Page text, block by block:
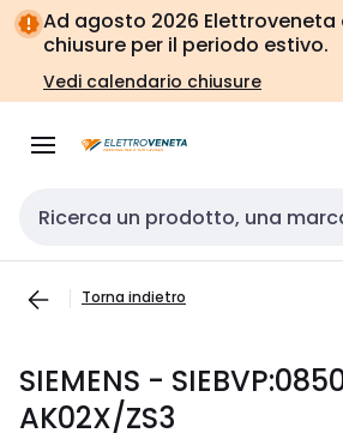
Vai alla
navigazione
Vai
alla
pagina
Ad agosto 2026 Elettroveneta
chiusure per il periodo estivo.
Vedi calendario chiusure
Cerca input
Torna indietro
SIEMENS -
AK02X/ZS3